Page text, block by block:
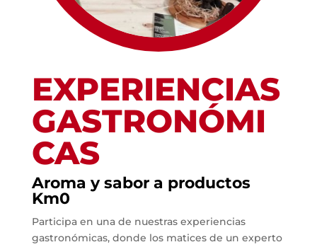
EXPERIENCIAS
GASTRONÓMI
CAS
Aroma y sabor a productos
Km0
Participa en una de nuestras experiencias
gastronómicas, donde los matices de un experto